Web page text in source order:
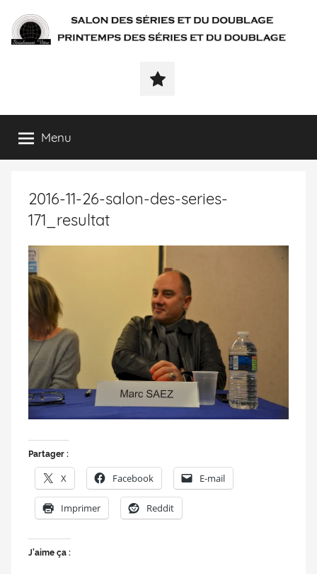
SÉRIALEMENT-
séries
et
doublage
printemps
séries
doublage
Rendez-
vous
doublage
Menu
2016-11-26-salon-des-series-
171_resultat
Partager :
X Facebook E-mail
Imprimer Reddit
J’aime ça :